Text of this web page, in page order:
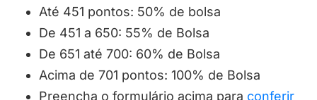
Até 451 pontos: 50% de bolsa
De 451 a 650: 55% de Bolsa
De 651 até 700: 60% de Bolsa
Acima de 701 pontos: 100% de Bolsa
Preencha o formulário acima para conferir